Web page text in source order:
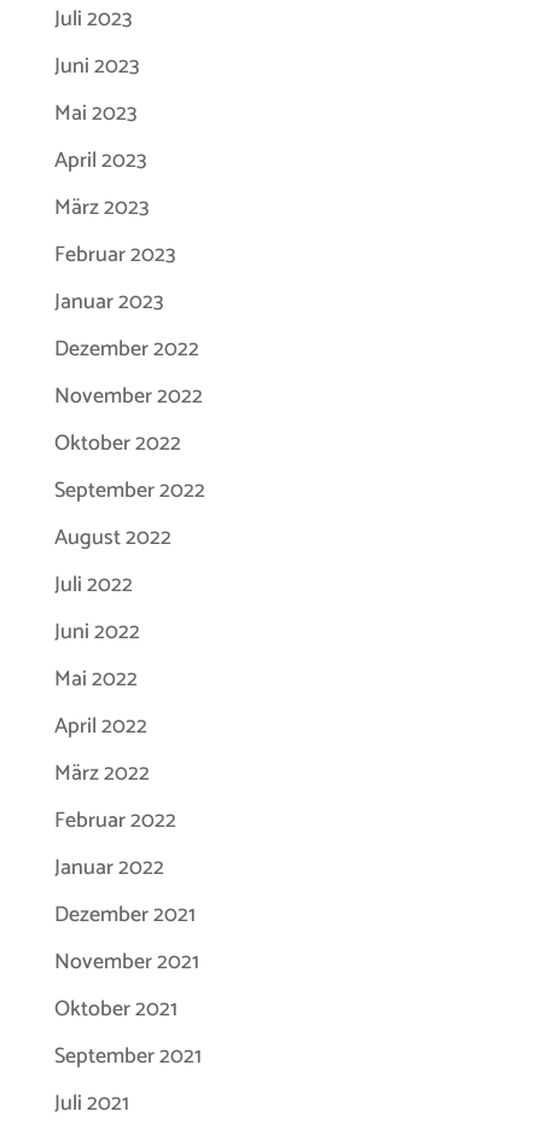
Juli 2023
Juni 2023
Mai 2023
April 2023
März 2023
Februar 2023
Januar 2023
Dezember 2022
November 2022
Oktober 2022
September 2022
August 2022
Juli 2022
Juni 2022
Mai 2022
April 2022
März 2022
Februar 2022
Januar 2022
Dezember 2021
November 2021
Oktober 2021
September 2021
Juli 2021